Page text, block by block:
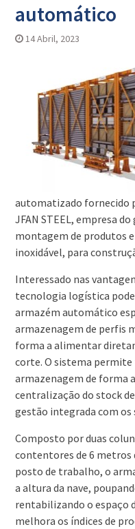
automático
14 Abril, 2023
automatizado fornecido
JFAN STEEL, empresa
montagem de produtos
inoxidável, para
Interessado nas
tecnologia logística
armazém automático
armazenagem de perfis
forma a alimentar
corte. O sistema permite
armazenagem de forma
centralização do stock
gestão integrada com os
Composto por duas
contentores de 6 metros
posto de trabalho, o
a altura da nave,
rentabilizando o espaço
melhora os índices de